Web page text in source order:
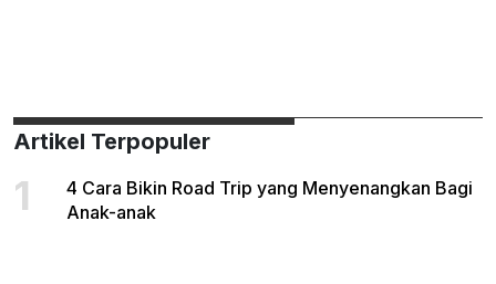
Artikel Terpopuler
1
4 Cara Bikin Road Trip yang Menyenangkan Bagi
Anak-anak